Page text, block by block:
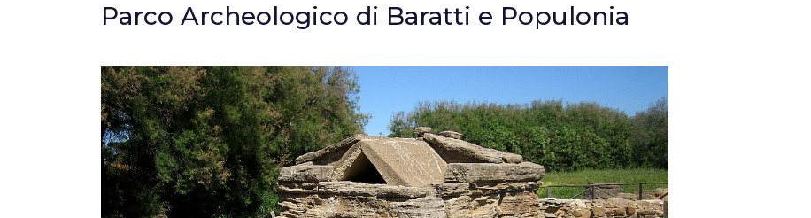
Parco Archeologico di Baratti e Populonia